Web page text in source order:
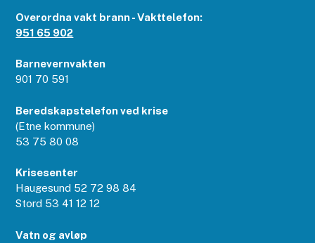
Overordna vakt brann - Vakttelefon:
951 65 902
Barnevernvakten
901 70 591
Beredskapstelefon ved krise
(Etne kommune)
53 75 80 08
Krisesenter
Haugesund 52 72 98 84
Stord 53 41 12 12
Vatn og avløp